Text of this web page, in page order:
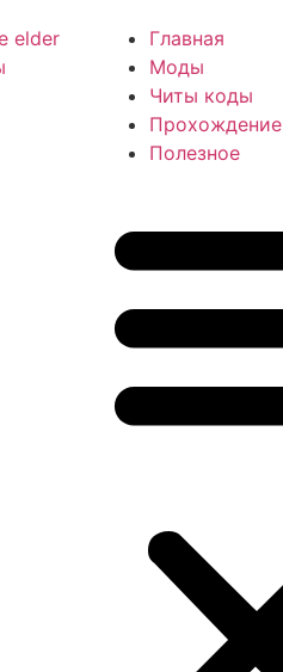
Главная
Моды
Читы коды
Прохождение
Полезное